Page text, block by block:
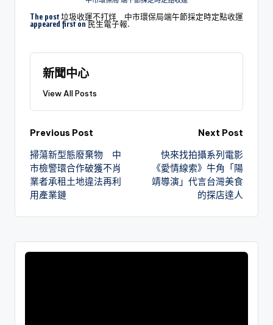
The post垃圾收運不打烊 中市環保局端午節採定時定點收運
appeared first on民生電子報.
新聞中心
View All Posts
Previous Post
掃蕩新型態廢棄物 中
市檢警環合作破獲不肖
業者承租土地違法再利
用產業鏈
Next Post
快來找拍攝系列電影
《愛情線索》牛角「陽
靖導演」代言台灣美食
的探店達人